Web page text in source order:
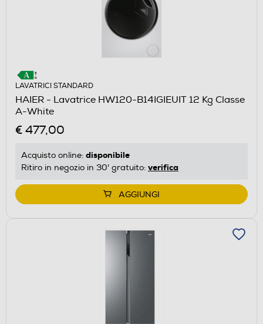
LAVATRICI STANDARD
HAIER - Lavatrice HW120-B14IGIEUIT 12 Kg Classe
A-White
€ 477,00
Acquisto online: disponibile
Ritiro in negozio in 30' gratuito: verifica
AGGIUNGI